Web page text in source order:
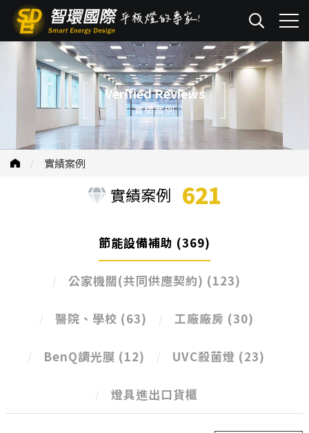
Verified Reviews
實績案例
實績案例
實績案例 621
節能設備補助 (369)
公家機關(共同供應契約) (123)
醫院、學校 (63) 工廠廠房 (30)
BenQ調光膜 (12) UVC殺菌燈 (23)
燈具進出口貨櫃